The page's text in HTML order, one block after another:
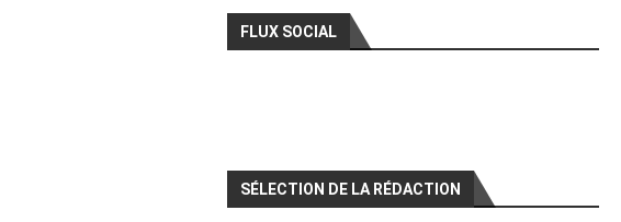
FLUX SOCIAL
SÉLECTION DE LA RÉDACTION